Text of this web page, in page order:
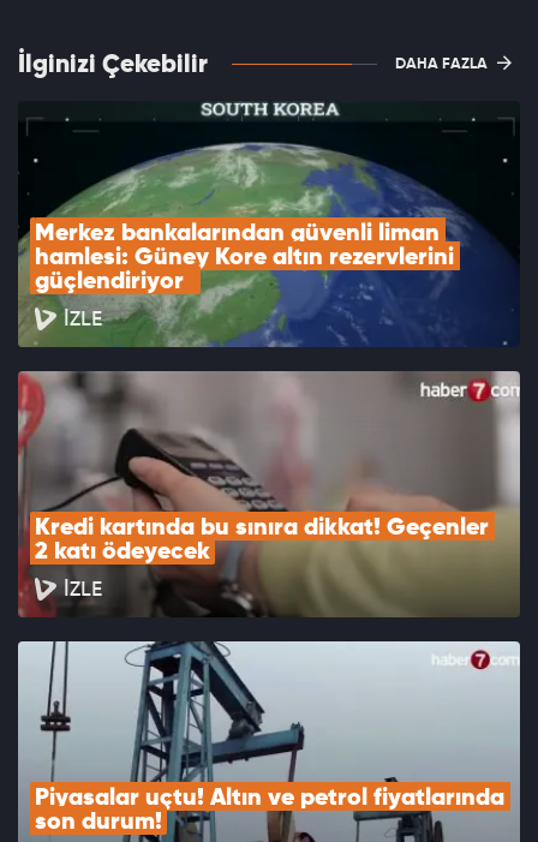
İlginizi Çekebilir DAHA FAZLA
Merkez bankalarından güvenli liman
hamlesi: Güney Kore altın rezervlerini
güçlendiriyor
İZLE
Kredi kartında bu sınıra dikkat! Geçenler
2 katı ödeyecek
İZLE
Piyasalar uçtu! Altın ve petrol fiyatlarında
son durum!